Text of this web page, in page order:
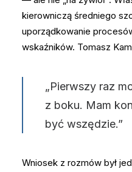
kierowniczą średniego
uporządkowanie
wskaźników. Tomasz
„Pierwszy raz
z boku. Mam
być wszędzie.”
Wniosek z rozmów był